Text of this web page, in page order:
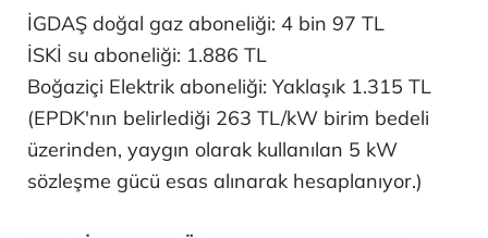
İGDAŞ doğal gaz aboneliği: 4 bin 97 TL
İSKİ su aboneliği: 1.886 TL
Boğaziçi Elektrik aboneliği: Yaklaşık 1.315 TL
(EPDK'nın belirlediği 263 TL/kW birim bedeli
üzerinden, yaygın olarak kullanılan 5 kW
sözleşme gücü esas alınarak hesaplanıyor.)